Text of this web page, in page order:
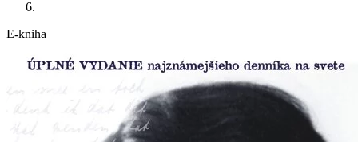
E-kniha